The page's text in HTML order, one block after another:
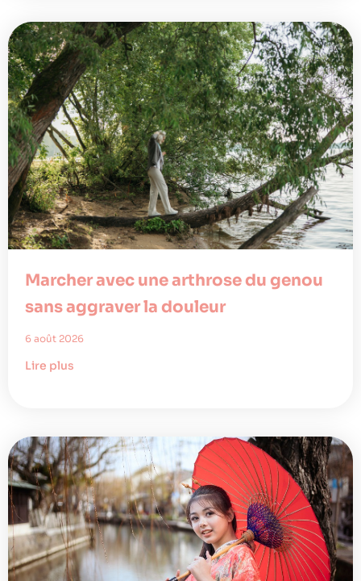
Marcher avec une arthrose du genou
sans aggraver la douleur
6 août 2026
Lire plus